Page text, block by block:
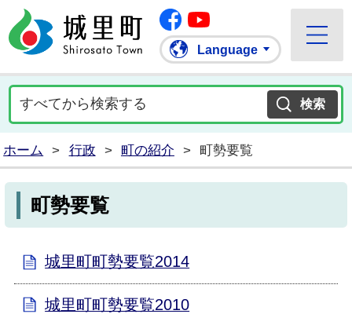
城里町ホームページ
Facebook
Language
ホーム > 行政 > 町の紹介 > 町勢要覧
町勢要覧
城里町町勢要覧2014
城里町町勢要覧2010